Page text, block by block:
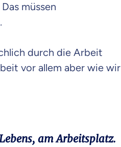
müssen
durch die Arbeit
vor allem aber wie wir
am Arbeitsplatz.
zu deinen Informationen